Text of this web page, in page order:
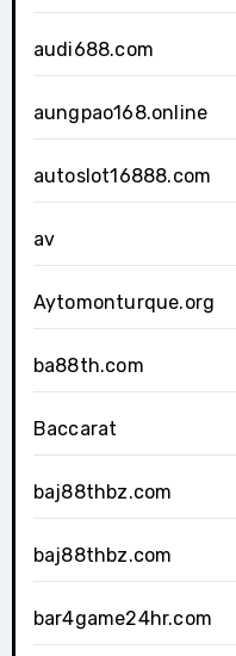
audi688.com
aungpao168.online
autoslot16888.com
av
Aytomonturque.org
ba88th.com
Baccarat
baj88thbz.com
baj88thbz.com
bar4game24hr.com